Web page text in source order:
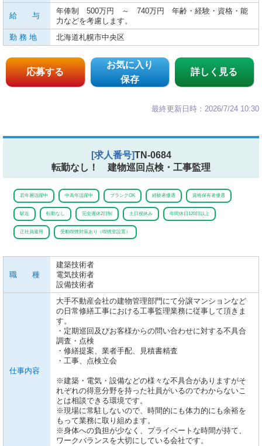
給 与
年俸制 500万円 ～ 740万円 年齢・経験・資格・能
力などを考慮します。
勤 務 地
北海道札幌市中央区
応募する
お気に入り
保存
詳しく見る
最終更新日時：2026/7/24 10:30
[求人番号]TN-0684
転勤なし！ 建物巡回点検・工事監理
若年層活躍中 中高年活躍中 ブランクOK 経験者優遇 資格保有者優遇
駅近 転勤なし 完全週休2日制 土日祝休み 年間休日120日以上
正社員雇用 受動喫煙対策あり（喫煙室設置）
職 種
建築技術者
電気技術者
設備技術者
仕事内容
大手不動産会社の建物管理部門にて分譲マンションなど
の日常修繕工事における工事監理業務に従事して頂きま
す。
・定期巡回及びお客様からの問い合わせに対する不具合
調査・点検
・修繕提案、業者手配、見積書精査
・工事、点検立会
※建築・電気・設備などの様々な不具合がありますがそ
れぞれの得意分野を持った社員がいるのでわからないこ
とは相談できる環境です。
※現場に常駐しないので、時間的にも体力的にも余裕を
もって業務に取り組めます。
※身体への負担が少なく、プライベートな時間が持て、
ワークバランスを大切にしている会社です。